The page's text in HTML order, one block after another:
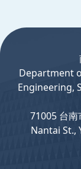
Department
Engineering,
71005 台南
Nantai St.,